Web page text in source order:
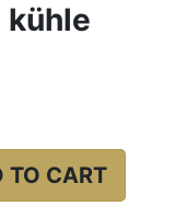
kühle
TO CART